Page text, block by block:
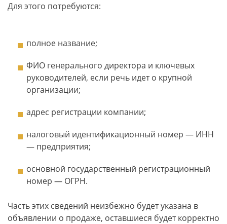
Для этого потребуются:
полное название;
ФИО генерального директора и ключевых
руководителей, если речь идет о крупной
организации;
адрес регистрации компании;
налоговый идентификационный номер — ИНН
— предприятия;
основной государственный регистрационный
номер — ОГРН.
Часть этих сведений неизбежно будет указана в
объявлении о продаже, оставшиеся будет корректно